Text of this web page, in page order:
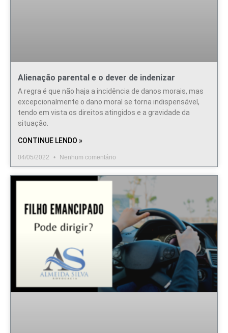
Alienação parental e o dever de indenizar
A regra é que não haja a incidência de danos morais, mas
excepcionalmente o dano moral se torna indispensável,
tendo em vista os direitos atingidos e a gravidade da
situação.
CONTINUE LENDO »
04/05/2022 Nenhum comentário